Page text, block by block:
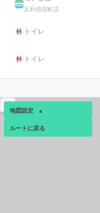
足利借宿町店
トイレ
トイレ
地図設定 ▴
ベース ▴
ルートに戻る